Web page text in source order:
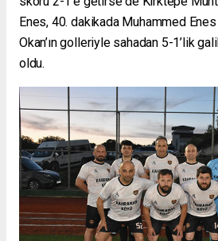
Enes, 40. dakikada Muhammed
Okan’ın golleriyle sahadan 5-1’lik
oldu.